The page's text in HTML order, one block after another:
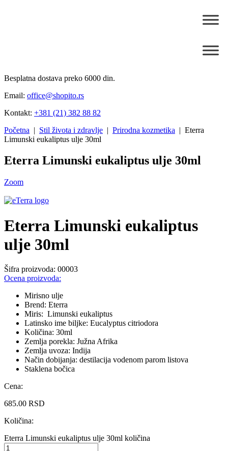
Besplatna dostava preko 6000 din.
Email: office@shopito.rs
Kontakt: +381 (21) 382 88 82
Početna | Stil života i zdravlje | Prirodna kozmetika | Eterra
Limunski eukaliptus ulje 30ml
Eterra Limunski eukaliptus ulje 30ml
Zoom
Eterra Limunski eukaliptus
ulje 30ml
Šifra proizvoda: 00003
Ocena proizvoda:
Mirisno ulje
Brend: Eterra
Miris: Limunski eukaliptus
Latinsko ime biljke: Eucalyptus citriodora
Količina: 30ml
Zemlja porekla: Južna Afrika
Zemlja uvoza: Indija
Način dobijanja: destilacija vodenom parom listova
Staklena bočica
Cena:
685.00 RSD
Količina:
Eterra Limunski eukaliptus ulje 30ml količina